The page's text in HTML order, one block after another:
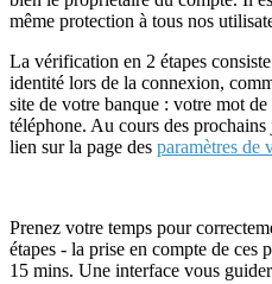
même protection à tous nos
La vérification en 2 étapes
identité lors de la connexion,
site de votre banque : votre mot
téléphone. Au cours des
lien sur la page des paramètres de
Prenez votre temps pour
étapes - la prise en compte de ces
15 mins. Une interface vous